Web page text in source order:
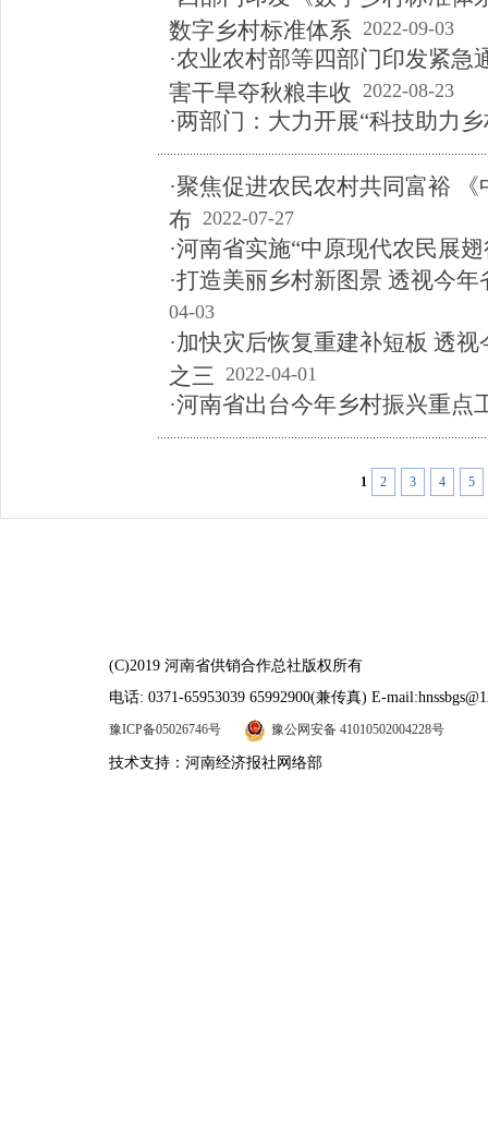
数字乡村标准体系 2022-09-03
·农业农村部等四部门印发紧
害干旱夺秋粮丰收 2022-08-23
·两部门：大力开展“科技助力
·聚焦促进农民农村共同富裕
布 2022-07-27
·河南省实施“中原现代农民展
·打造美丽乡村新图景 透视今
04-03
·加快灾后恢复重建补短板 透
之三 2022-04-01
·河南省出台今年乡村振兴重点
1 2 3 4 5
(C)2019 河南省供销合作总社版权所有
电话: 0371-65953039 65992900(兼传真) E-
豫ICP备05026746号 豫公网安备 41010502004228号
技术支持：河南经济报社网络部